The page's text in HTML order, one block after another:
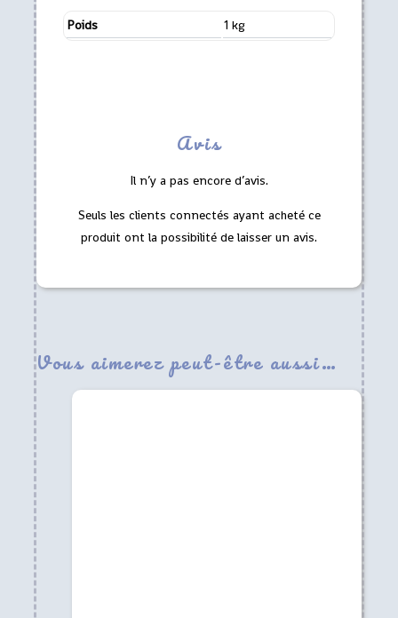
Poids 1 kg
Avis
Il n’y a pas encore d’avis.
Seuls les clients connectés ayant acheté ce
produit ont la possibilité de laisser un avis.
Vous aimerez peut-être aussi…